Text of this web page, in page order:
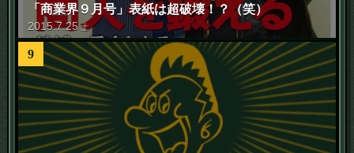
「商業界９月号」表紙は超破壊！？（笑）
2015.7.25 土
9